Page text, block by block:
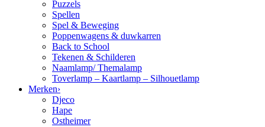
Puzzels
Spellen
Spel & Beweging
Poppenwagens & duwkarren
Back to School
Tekenen & Schilderen
Naamlamp/ Themalamp
Toverlamp – Kaartlamp – Silhouetlamp
Merken›
Djeco
Hape
Ostheimer